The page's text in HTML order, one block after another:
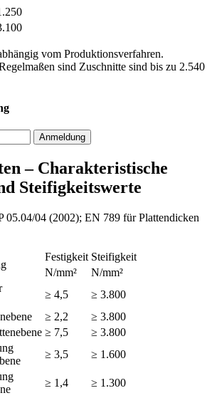
vom Produktionsverfahren.
sind Zuschnitte sind bis zu 2.540
– Charakteristische
Steifigkeitswerte
05.04/04 (2002); EN 789 für Plattendicken
Festigkeit Steifigkeit
N/mm²
N/mm²
≥ 4,5
≥ 3.800
≥ 2,2
≥ 3.800
≥ 7,5
≥ 3.800
≥ 3,5
≥ 1.600
≥ 1,4 ≥ 1.300